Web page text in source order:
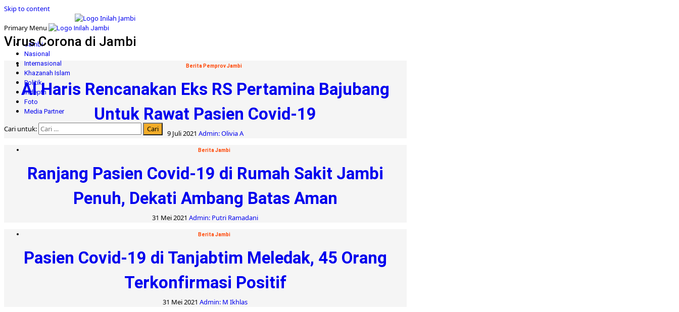
Skip to content
Primary Menu
Jambi
Nasional
Internasional
Khazanah Islam
Politik
Indepth
Foto
Media Partner
Cari untuk:
Virus Corona di Jambi
Berita Pemprov Jambi
Al Haris Rencanakan Eks RS Pertamina Bajubang
Untuk Rawat Pasien Covid-19
9 Juli 2021 Admin: Olivia A
Berita Jambi
Ranjang Pasien Covid-19 di Rumah Sakit Jambi
Penuh, Dekati Ambang Batas Aman
31 Mei 2021Admin: Putri Ramadani
Berita Jambi
Pasien Covid-19 di Tanjabtim Meledak, 45 Orang
Terkonfirmasi Positif
31 Mei 2021Admin: M Ikhlas